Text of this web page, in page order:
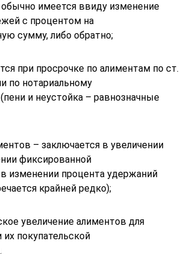
имеется ввиду изменение
с процентом на
сумму, либо обратно;
при просрочке по алиментам по ст.
по нотариальному
и неустойка – равнозначные
– заключается в увеличении
фиксированной
изменении процента удержаний
крайней редко);
увеличение алиментов для
покупательской